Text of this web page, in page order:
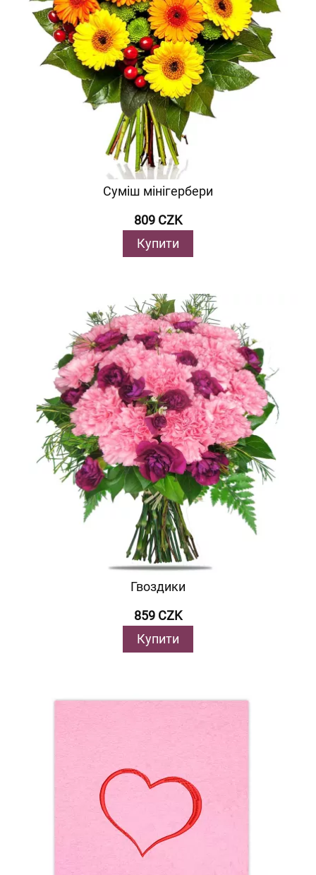
Суміш мінігербери
809 CZK
Купити
Гвоздики
859 CZK
Купити